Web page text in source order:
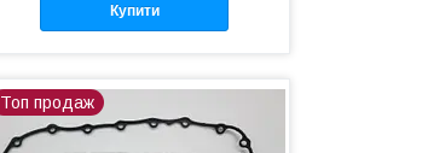
Купити
Топ продаж